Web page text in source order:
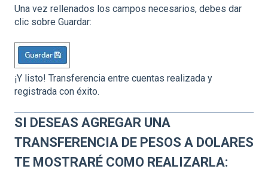
Una vez rellenados los campos necesarios, debes dar
clic sobre Guardar:
¡Y listo! Transferencia entre cuentas realizada y
registrada con éxito.
SI DESEAS AGREGAR UNA
TRANSFERENCIA DE PESOS A DOLARES
TE MOSTRARÉ COMO REALIZARLA: